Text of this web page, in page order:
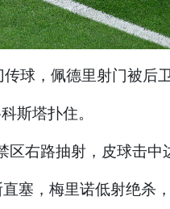
球，佩德里射门被后
斯塔扑住。
右路抽射，皮球击中
塞，梅里诺低射绝杀